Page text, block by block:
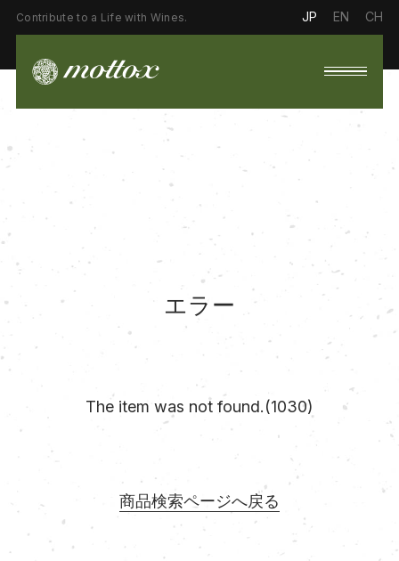
Contribute to a Life with Wines. JP EN CH
エラー
The item was not found.(1030)
商品検索ページへ戻る